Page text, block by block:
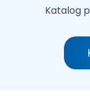
Katalog